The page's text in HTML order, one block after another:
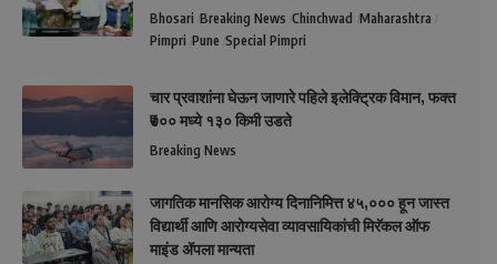
Bhosari Breaking News Chinchwad Maharashtra
Pimpri Pune Special Pimpri
चार प्रवाशांना घेऊन जाणारे पहिले इलेक्ट्रिक विमान, फक्त
₹७०० मध्ये १३० किमी उडते
Breaking News
जागतिक मानसिक आरोग्य दिनानिमित्त ४५,००० हून जास्त
विद्यार्थी आणि आरोग्यसेवा व्यावसायिकांची मिरॅकल ऑफ
माइंड ॲपला मान्यता